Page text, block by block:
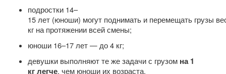
подростки 14–
15 лет (юноши) могут поднимать и перемещать грузы
кг на протяжении всей смены;
юноши 16–17 лет — до 4 кг;
девушки выполняют те же задачи с грузом на 1
кг легче, чем юноши их возраста.